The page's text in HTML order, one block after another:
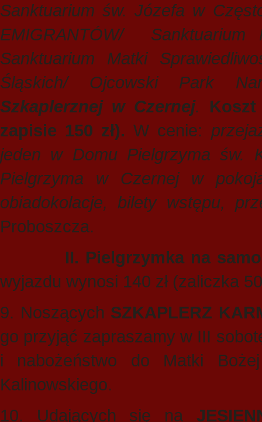
Sanktuarium św. Józefa w
EMIGRANTÓW/
Sanktuarium
Sanktuarium Matki
Śląskich/ Ojcowski Park
Szkaplerznej w Czernej.
zapisie 150 zł).W cenie:
jeden w Domu Pielgrzyma św.
Pielgrzyma w Czernej w
obiadokolacje, bilety wstępu,
Proboszcza.
II. Pielgrzymka na
wyjazdu wynosi 140 zł (zaliczka
9. Noszących SZKAPLERZ
go przyjąć zapraszamy w III
i nabożeństwo do Matki
Kalinowskiego.
10. Udających się na